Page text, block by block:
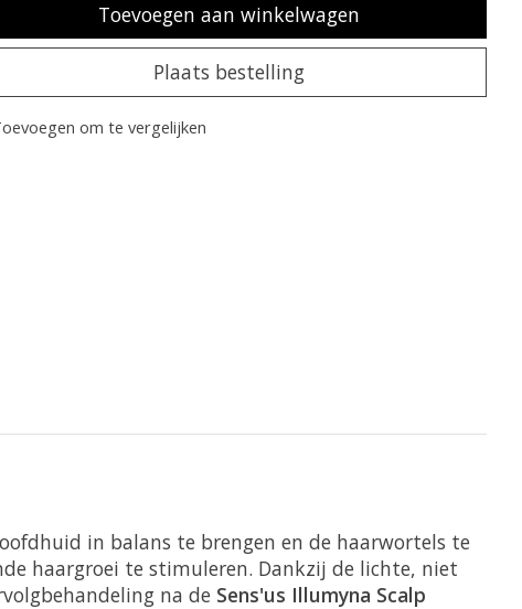
Toevoegen aan winkelwagen
Plaats bestelling
om te vergelijken
in balans te brengen en de haarwortels te
haargroei te stimuleren. Dankzij de lichte, niet
na de Sens'us Illumyna Scalp